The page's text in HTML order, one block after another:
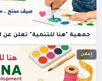
جمعية "هنا للتنمية" تعلن عن
إعلان